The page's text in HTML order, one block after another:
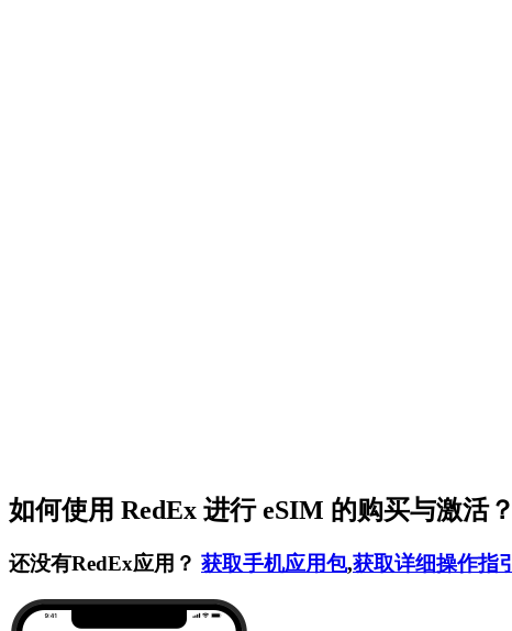
如何使用 RedEx 进行 eSIM 的购买与激活？
还没有RedEx应用？ 获取手机应用包,获取详细操作指引